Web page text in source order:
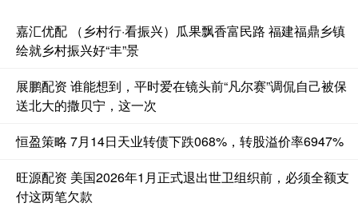
嘉汇优配 （乡村行·看振兴）瓜果飘香富民路 福建福鼎乡镇
绘就乡村振兴好“丰”景
展鹏配资 谁能想到，平时爱在镜头前“凡尔赛”调侃自己被保
送北大的撒贝宁，这一次
恒盈策略 7月14日天业转债下跌068%，转股溢价率6947%
旺源配资 美国2026年1月正式退出世卫组织前，必须全额支
付这两笔欠款